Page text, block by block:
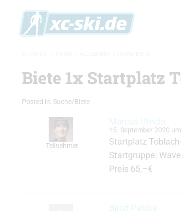
Biete 1x Startplatz
Posted in: Suche/Biete
Teilnehmer
Marcus Utecht
15. September 2020
Startplatz
Startgruppe:
Preis 65,–€
Birgit Paluka